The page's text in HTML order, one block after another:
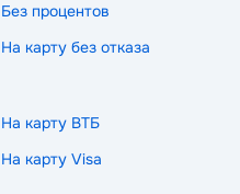
Без процентов
На карту без отказа
На карту ВТБ
На карту Visa